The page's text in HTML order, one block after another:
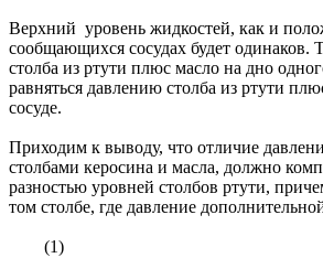
Верхний уровень жидкостей, как и
сообщающихся сосудах будет одинаков.
столба из ртути плюс масло на дно
равняться давлению столба из ртути
сосуде.
Приходим к выводу, что отличие
столбами керосина и масла, должно
разностью уровней столбов ртути,
том столбе, где давление
(1)